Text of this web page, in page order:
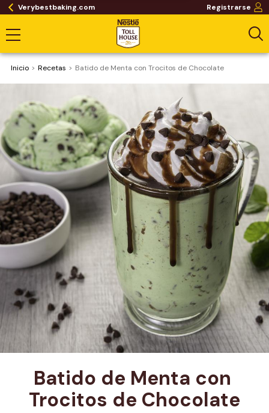
Verybestbaking.com Registrarse
Inicio Recetas Batido de Menta con Trocitos de Chocolate
Batido de Menta con
Trocitos de Chocolate